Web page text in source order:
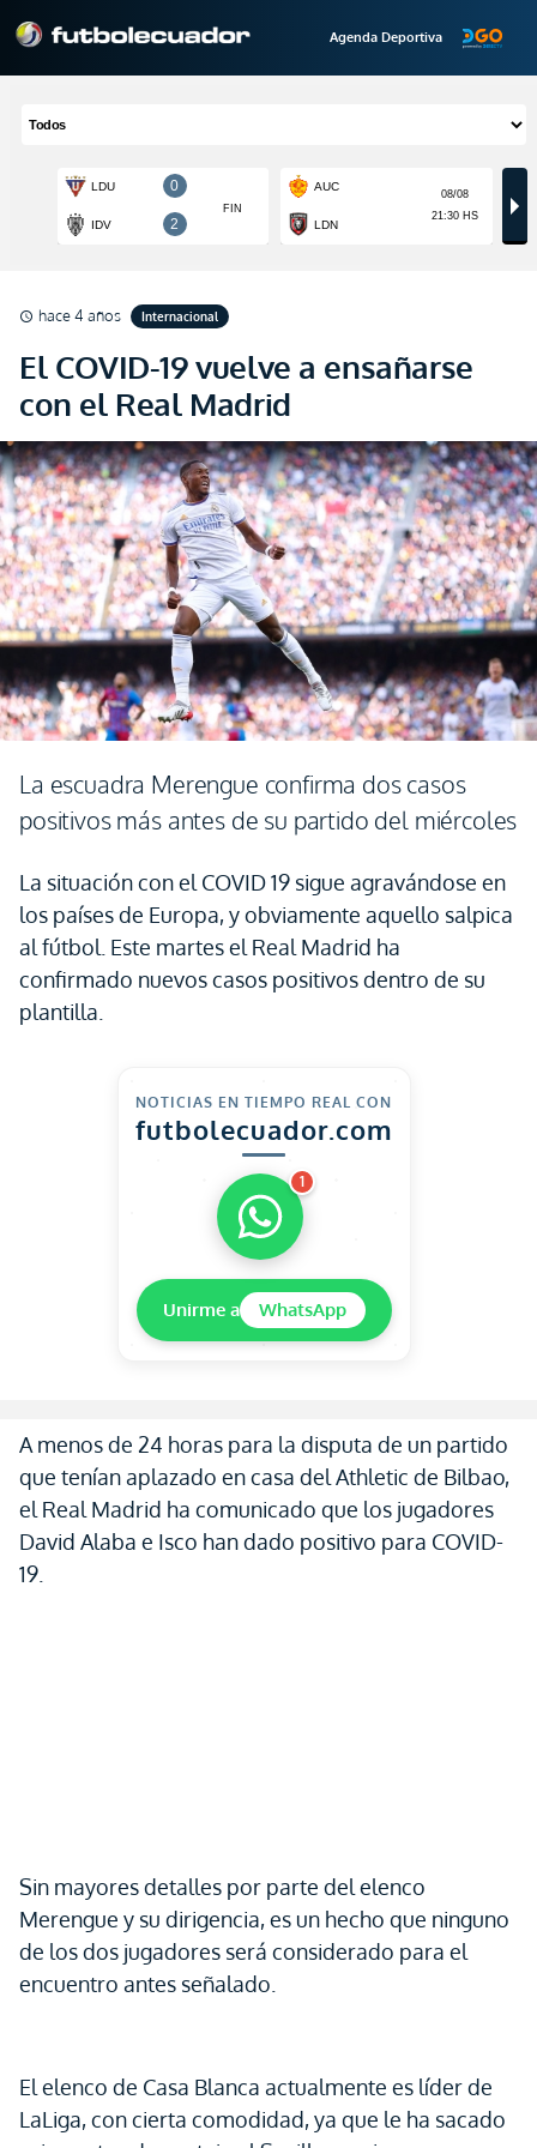
Agenda Deportiva
schedule hace 4 años Internacional
El COVID-19 vuelve a ensañarse
con el Real Madrid
La escuadra Merengue confirma dos casos
positivos más antes de su partido del miércoles
La situación con el COVID 19 sigue agravándose en
los países de Europa, y obviamente aquello salpica
al fútbol. Este martes el Real Madrid ha
confirmado nuevos casos positivos dentro de su
plantilla.
NOTICIAS EN TIEMPO REAL CON
futbolecuador.com
1
Unirme a WhatsApp
A menos de 24 horas para la disputa de un partido
que tenían aplazado en casa del Athletic de Bilbao,
el Real Madrid ha comunicado que los jugadores
David Alaba e Isco han dado positivo para COVID-
19.
Sin mayores detalles por parte del elenco
Merengue y su dirigencia, es un hecho que ninguno
de los dos jugadores será considerado para el
encuentro antes señalado.
El elenco de Casa Blanca actualmente es líder de
LaLiga, con cierta comodidad, ya que le ha sacado